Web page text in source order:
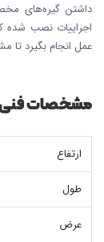
داشتن گیره‌های
اجراییات نصب شده
عمل انجام بگیرد تا
مشخصات
ارتفاع
طول
عرض